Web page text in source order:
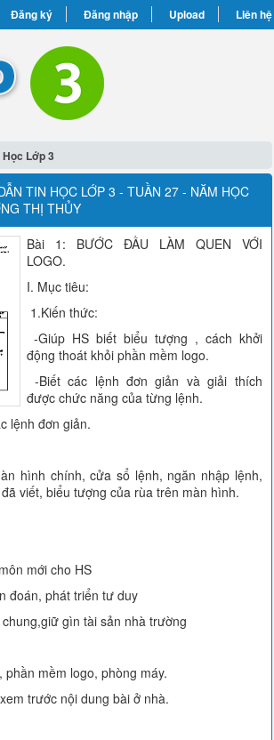
Đăng ký Đăng nhập Upload Liên hệ
Học Lớp 3
TIN HỌC LỚP 3 - TUẦN 27 - NĂM HỌC
THỊ THỦY
Bài 1: BƯỚC ĐẦU LÀM QUEN VỚI
LOGO.
I. Mục tiêu:
1.Kiến thức:
-Giúp HS biết biểu tượng , cách khởi
động thoát khỏi phần mềm logo.
-Biết các lệnh đơn giản và giải thích
được chức năng của từng lệnh.
lệnh đơn giản.
hình chính, cửa sổ lệnh, ngăn nhập lệnh,
viết, biểu tượng của rùa trên màn hình.
mới cho HS
đoán, phát triển tư duy
gìn tài sản nhà trường
phần mềm logo, phòng máy.
trước nội dung bài ở nhà.